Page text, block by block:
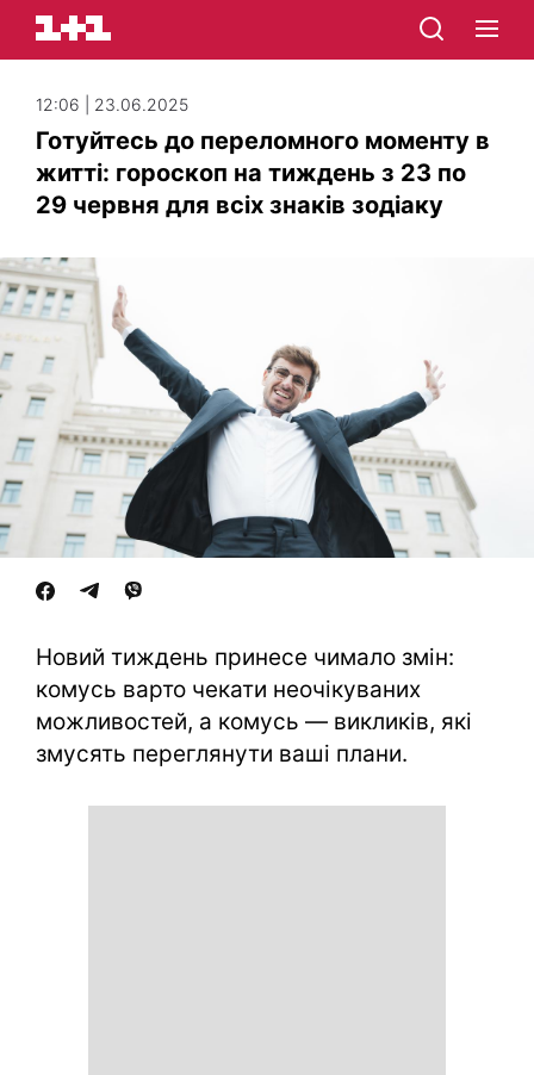
12:06 | 23.06.2025
Готуйтесь до переломного моменту в
житті: гороскоп на тиждень з 23 по
29 червня для всіх знаків зодіаку
Новий тиждень принесе чимало змін:
комусь варто чекати неочікуваних
можливостей, а комусь — викликів, які
змусять переглянути ваші плани.